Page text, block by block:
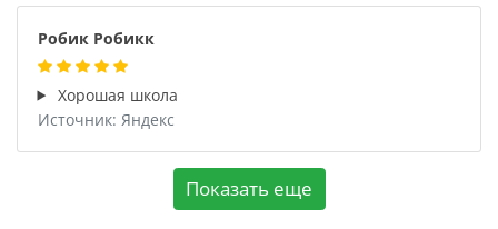
Робик Робикк
Хорошая школа
Источник: Яндекс
Показать еще